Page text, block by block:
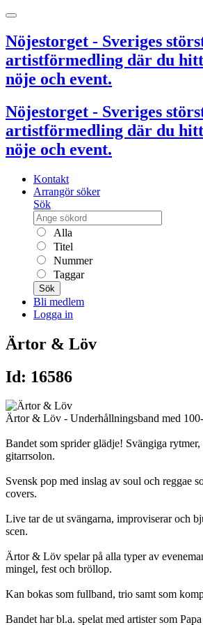
Nöjestorget - Sveriges
artistförmedling där du
nöje och event.
Nöjestorget - Sveriges
artistförmedling där du
nöje och event.
Kontakt
Arrangör söker
Sök
Alla
Titel
Nummer
Taggar
Sök
Bli medlem
Logga in
Ärtor & Löv
Id: 16586
Ärtor & Löv - Underhållningsband med
Bandet som sprider glädje! Svängiga
gitarrsolon.
Svensk pop med inslag av soul och reggae
covers.
Live tar de ut svängarna, improviserar och
scen.
Ärtor & Löv spelar på alla typer av
mingel, fest och bröllop.
Kan bokas som fullband, trio samt som
Bandet har bl.a. spelat med artister som